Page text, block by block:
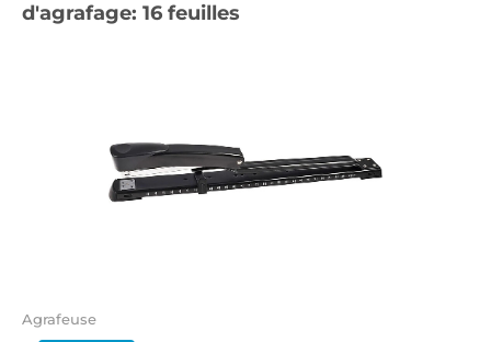
d'agrafage: 16 feuilles
Agrafeuse